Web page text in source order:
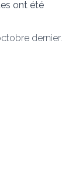
ont été
dernier.